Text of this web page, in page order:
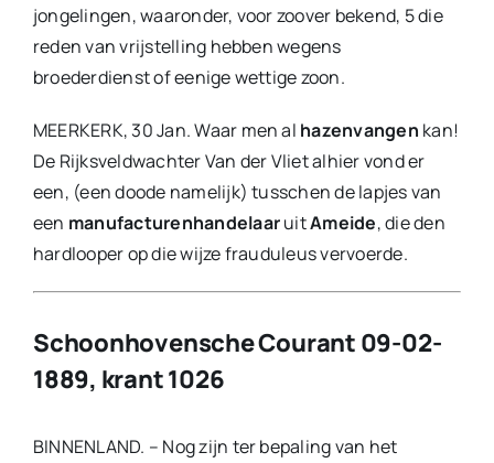
jongelingen, waaronder, voor zoover bekend, 5 die
reden van vrijstelling hebben wegens
broederdienst of eenige wettige zoon.
MEERKERK, 30 Jan. Waar men al hazenvangen kan!
De Rijksveldwachter Van der Vliet alhier vond er
een, (een doode namelijk) tusschen de lapjes van
een manufacturenhandelaaruitAmeide, die den
hardlooper op die wijze frauduleus vervoerde.
Schoonhovensche Courant 09-02-
1889, krant 1026
BINNENLAND. – Nog zijn ter bepaling van het